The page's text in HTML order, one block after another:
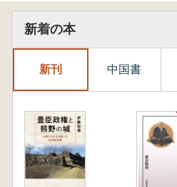
新着の本
新刊 中国書